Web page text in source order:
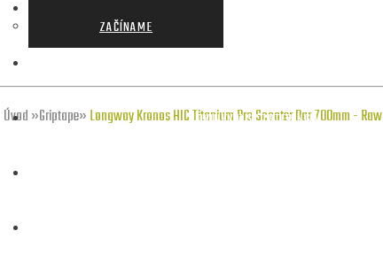
NOVINKY V SCOOTERINGU
ZAČÍNAME
Úvod»Griptape»Longway Kronos HIC Titanium Pro Scooter Bar 700mm - Raw